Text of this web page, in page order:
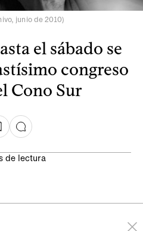
junio de 2010)
el sábado se
congreso
Cono Sur
de lectura